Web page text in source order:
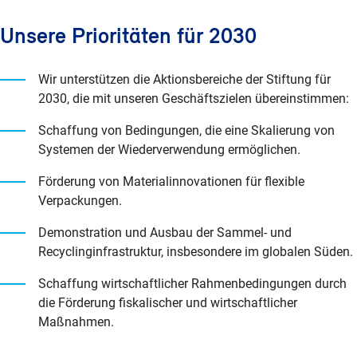
Unsere Prioritäten für 2030
Wir unterstützen die Aktionsbereiche der Stiftung für
2030, die mit unseren Geschäftszielen übereinstimmen:
Schaffung von Bedingungen, die eine Skalierung von
Systemen der Wiederverwendung ermöglichen.
Förderung von Materialinnovationen für flexible
Verpackungen.
Demonstration und Ausbau der Sammel- und
Recyclinginfrastruktur, insbesondere im globalen Süden.
Schaffung wirtschaftlicher Rahmenbedingungen durch
die Förderung fiskalischer und wirtschaftlicher
Maßnahmen.